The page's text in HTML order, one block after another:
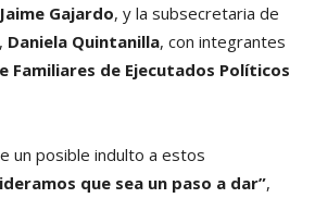
Jaime Gajardo, y la subsecretaria de
Daniela Quintanilla, con integrantes
Familiares de Ejecutados Políticos
un posible indulto a estos
que sea un paso a dar”,